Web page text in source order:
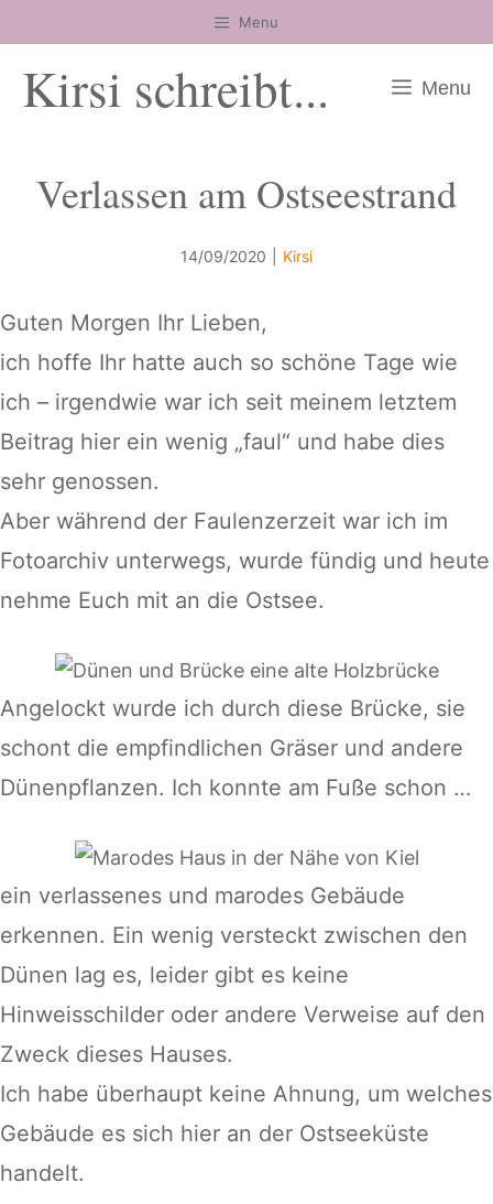
Inhalt
springen
Menu
Kirsi schreibt... Menu
Verlassen am Ostseestrand
14/09/2020 Kirsi
Guten Morgen Ihr Lieben,
ich hoffe Ihr hatte auch so schöne Tage wie
ich – irgendwie war ich seit meinem letztem
Beitrag hier ein wenig „faul“ und habe dies
sehr genossen.
Aber während der Faulenzerzeit war ich im
Fotoarchiv unterwegs, wurde fündig und heute
nehme Euch mit an die Ostsee.
Angelockt wurde ich durch diese Brücke, sie
schont die empfindlichen Gräser und andere
Dünenpflanzen. Ich konnte am Fuße schon …
ein verlassenes und marodes Gebäude
erkennen. Ein wenig versteckt zwischen den
Dünen lag es, leider gibt es keine
Hinweisschilder oder andere Verweise auf den
Zweck dieses Hauses.
Ich habe überhaupt keine Ahnung, um welches
Gebäude es sich hier an der Ostseeküste
handelt.